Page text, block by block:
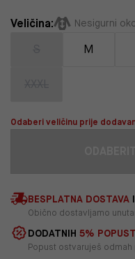
Veličina: Nesigurni
M
Odaberi veličinu prije
BESPLATNA DOSTAVA
Obično dostavljamo
DODATNIH 5%
Popust ostvaruješ odmah